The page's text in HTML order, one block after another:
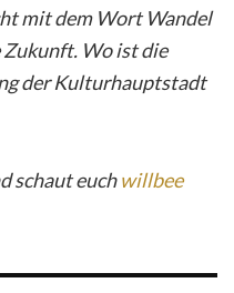
mit dem Wort Wandel
Zukunft. Wo ist die
der Kulturhauptstadt
schaut euchwillbee